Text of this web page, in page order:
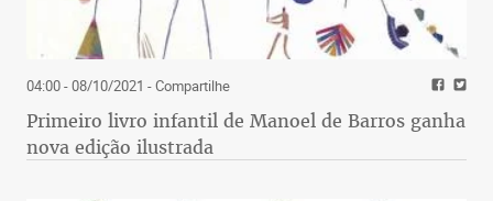
04:00 - 08/10/2021 - Compartilhe
Primeiro livro infantil de Manoel de Barros ganha
nova edição ilustrada